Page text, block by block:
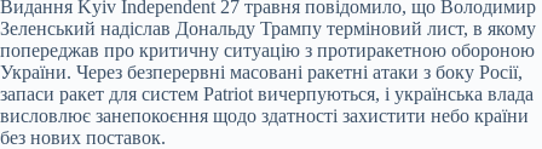
Видання Kyiv Independent 27 травня повідомило, що Володимир
Зеленський надіслав Дональду Трампу терміновий лист, в якому
попереджав про критичну ситуацію з протиракетною обороною
України. Через безперервні масовані ракетні атаки з боку Росії,
запаси ракет для систем Patriot вичерпуються, і українська влада
висловлює занепокоєння щодо здатності захистити небо країни
без нових поставок.